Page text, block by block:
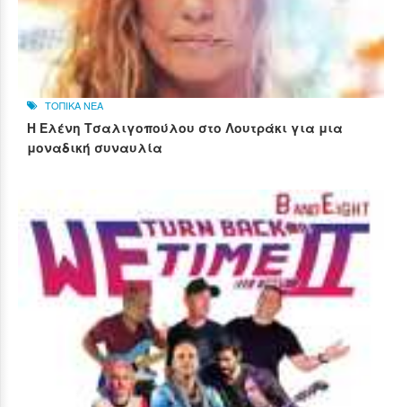
ΤΟΠΙΚΑ ΝΕΑ
Η Ελένη Τσαλιγοπούλου στο Λουτράκι για μια
μοναδική συναυλία